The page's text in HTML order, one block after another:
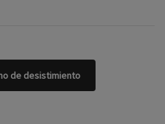
de desistimiento